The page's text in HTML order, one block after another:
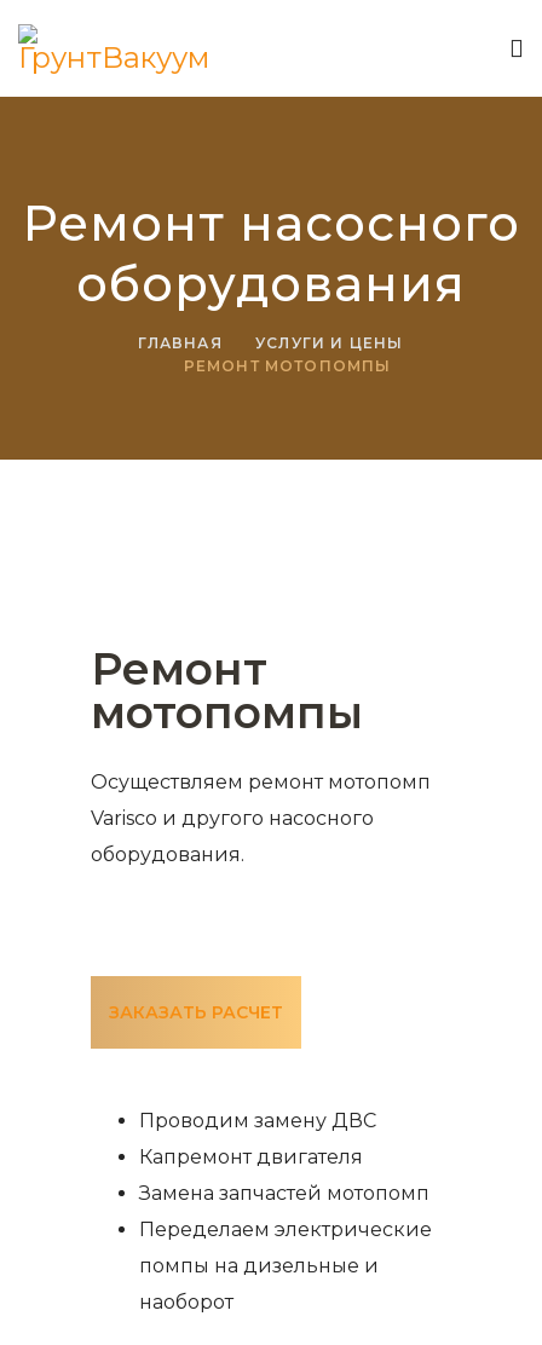
Ремонт насосного
оборудования
ГЛАВНАЯ
УСЛУГИ И ЦЕНЫ
РЕМОНТ МОТОПОМПЫ
Ремонт
мотопомпы
Осуществляем ремонт мотопомп
Varisco и другого насосного
оборудования.
ЗАКАЗАТЬ РАСЧЕТ
Проводим замену ДВС
Капремонт двигателя
Замена запчастей мотопомп
Переделаем электрические
помпы на дизельные и
наоборот